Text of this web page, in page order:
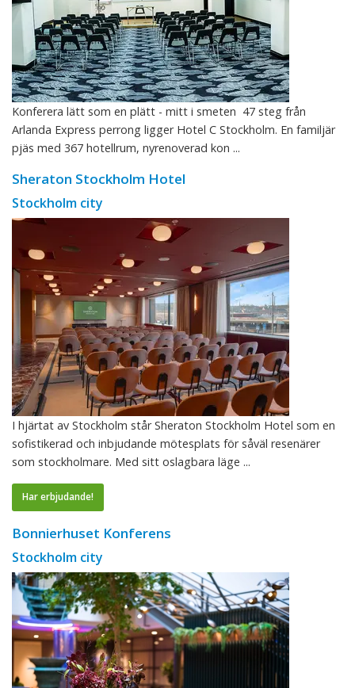
Konferera lätt som en plätt - mitt i smeten 47 steg från
Arlanda Express perrong ligger Hotel C Stockholm. En familjär
pjäs med 367 hotellrum, nyrenoverad kon ...
Sheraton Stockholm Hotel
Stockholm city
I hjärtat av Stockholm står Sheraton Stockholm Hotel som en
sofistikerad och inbjudande mötesplats för såväl resenärer
som stockholmare. Med sitt oslagbara läge ...
Har erbjudande!
Bonnierhuset Konferens
Stockholm city